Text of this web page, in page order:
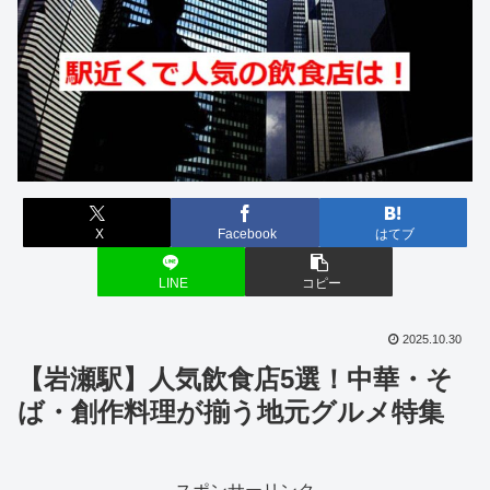
X Facebook はてブ
LINE コピー
2025.10.30
【岩瀬駅】人気飲食店5選！中華・そ
ば・創作料理が揃う地元グルメ特集